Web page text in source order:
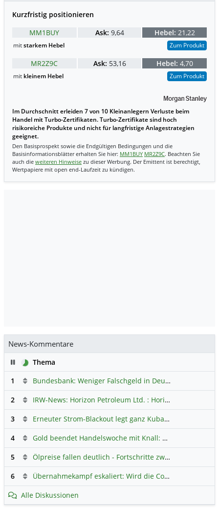
Kurzfristig positionieren
MM1BUY
Ask: 9,64 Hebel: 21,22
mitstarkem Hebel Zum Produkt
MR2Z9C Ask: 53,16 Hebel: 4,70
mit kleinem Hebel Zum Produkt
Im Durchschnitt erleiden 7 von 10 Kleinanlegern Verluste beim
Handel mit Turbo-Zertifikaten. Turbo-Zertifikate sind hoch
risikoreiche Produkte und nicht für langfristige Anlagestrategien
geeignet.
Den Basisprospekt sowie die Endgültigen Bedingungen und die
Basisinformationsblätter erhalten Sie hier: MM1BUY MR2Z9C. Beachten Sie
auch die weiteren Hinweise zu dieser Werbung. Der Emittent ist berechtigt,
Wertpapiere mit open end-Laufzeit zu kündigen.
News-Kommentare
PauseThema
1
Bundesbank: Weniger Falschgeld in Deutschland
2 IRW-News: Horizon Petroleum Ltd. : Horizon Petroleum beginnt mit der Testförderung im Projekt Lachowice in Polen und schließt die Platzierung einer überzeichneten Wandelanleihe ab
3 Erneuter Strom-Blackout legt ganz Kuba lahm
4 Gold beendet Handelswoche mit Knall: Barrick Mining – Ist diese Aktie wieder ein Kauf?
5 Ölpreise fallen deutlich - Fortschritte zwischen USA und Iran belasten
6 Übernahmekampf eskaliert: Wird die Commerzbank italienisch?
Alle Diskussionen